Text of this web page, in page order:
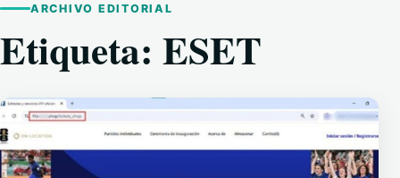
ARCHIVO EDITORIAL
Etiqueta: ESET